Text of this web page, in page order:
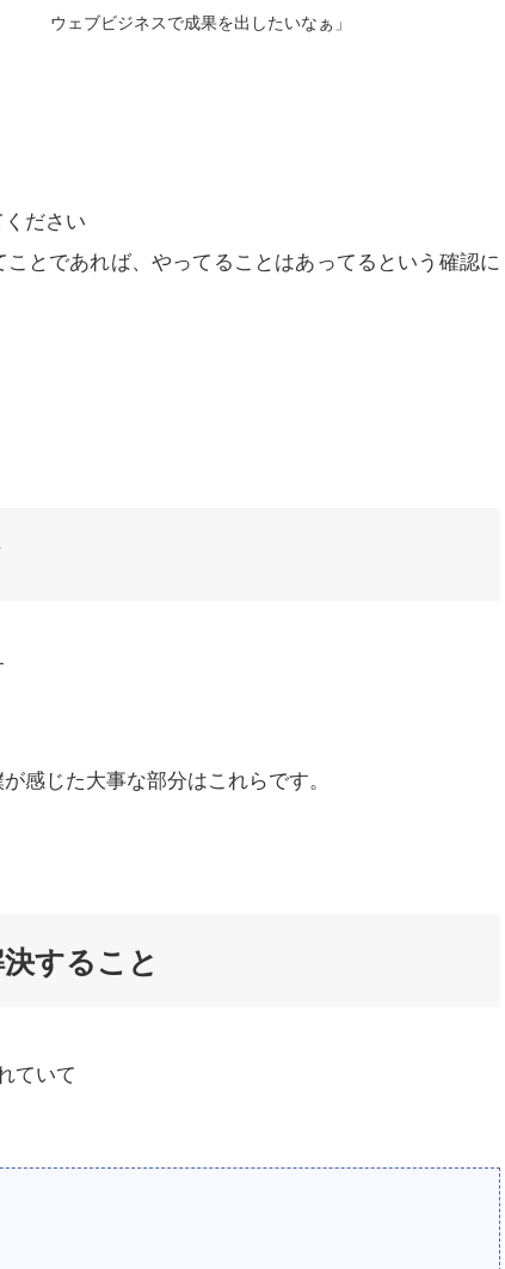
ウェブビジネスで成果を出したいなぁ」
ください
とであれば、やってることはあってるという確認に
感じた大事な部分はこれらです。
すること
ていて